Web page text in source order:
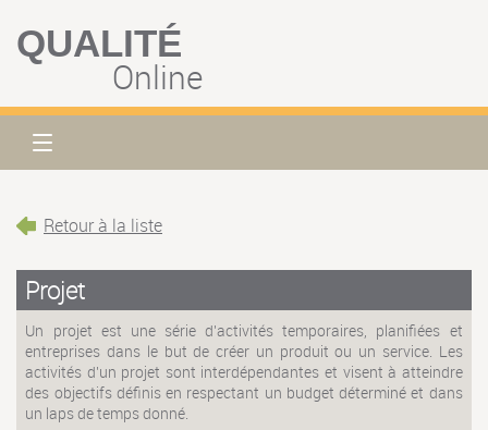
QUALITÉ
Online
Retour à la liste
Projet
Un projet est une série d'activités temporaires, planifiées et
entreprises dans le but de créer un produit ou un service. Les
activités d'un projet sont interdépendantes et visent à atteindre
des objectifs définis en respectant un budget déterminé et dans
un laps de temps donné.